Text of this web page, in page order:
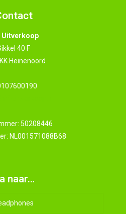
Uitverkoop
40 F
Heinenoord
50208446
NL001571088B68
naar…